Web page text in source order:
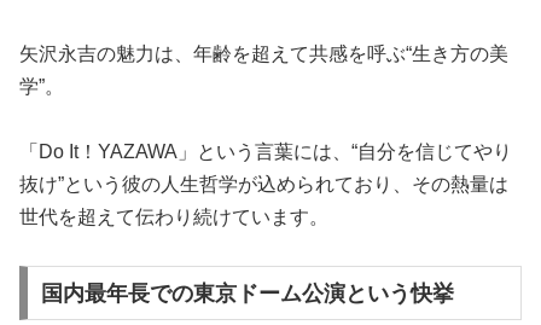
矢沢永吉の魅力は、年齢を超えて共感を呼ぶ“生き方の美
学”。
「Do It！YAZAWA」という言葉には、“自分を信じてやり
抜け”という彼の人生哲学が込められており、その熱量は
世代を超えて伝わり続けています。
国内最年長での東京ドーム公演という快挙